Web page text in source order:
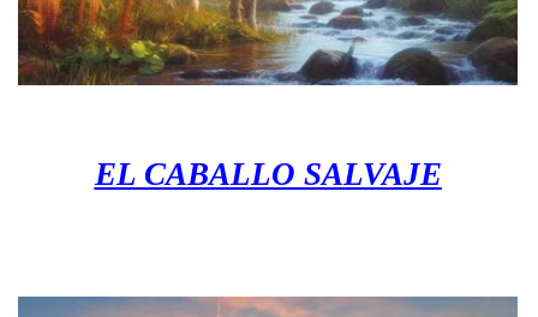
EL CABALLO SALVAJE